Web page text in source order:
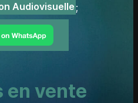
Audiovisuelle ;
en vente